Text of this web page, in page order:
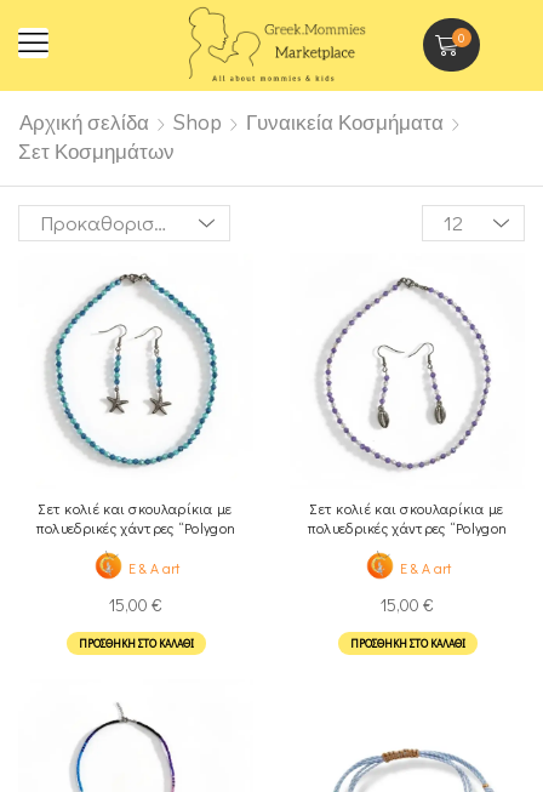
0
Αρχική σελίδα Shop
Γυναικεία Κοσμήματα
Σετ Κοσμημάτων
Σετ κολιέ και σκουλαρίκια με
πολυεδρικές χάντρες “Polygon
beads necklace & earrings blue”
E & A art
15,00 €
ΠΡΟΣΘΉΚΗ ΣΤΟ ΚΑΛΆΘΙ
Σετ κολιέ και σκουλαρίκια με
πολυεδρικές χάντρες “Polygon
beads necklace & earrings purple”
E & A art
15,00 €
ΠΡΟΣΘΉΚΗ ΣΤΟ ΚΑΛΆΘΙ